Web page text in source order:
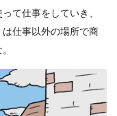
て仕事をしていき、
仕事以外の場所で商